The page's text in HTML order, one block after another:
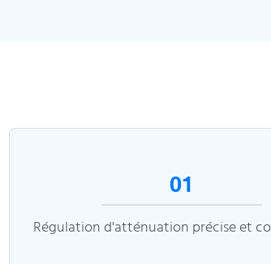
01
Régulation d'atténuation précise et